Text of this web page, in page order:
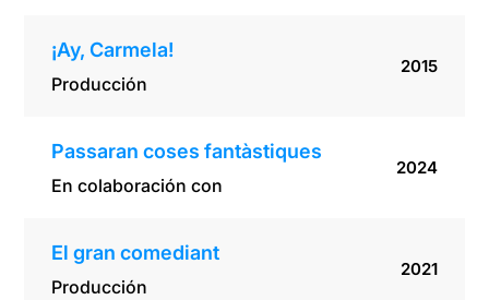
¡Ay, Carmela!
Producción
2015
Passaran coses fantàstiques
En colaboración con
2024
El gran comediant
Producción
2021